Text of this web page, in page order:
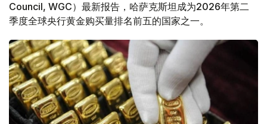
Council, WGC）最新报告，哈萨克斯坦成为2026年第二
季度全球央行黄金购买量排名前五的国家之一。